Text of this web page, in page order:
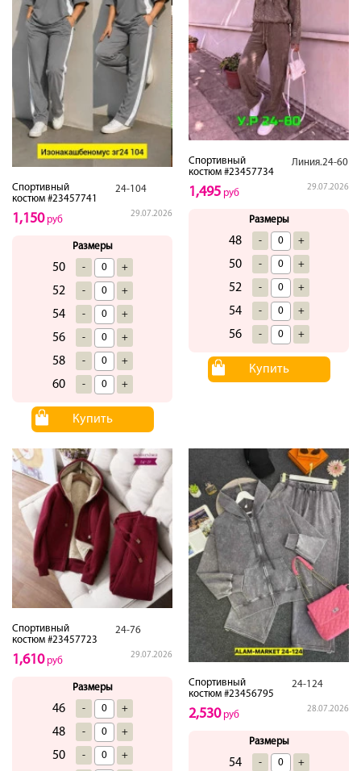
Спортивный
костюм #23457741
24-104
29.07.2026
1,150руб
Размеры
50 - +
52 - +
54 - +
56 - +
58 - +
60 - +
Купить
Спортивный
костюм #23457734
Линия.24-60
29.07.2026
1,495 руб
Размеры
48 - +
50 - +
52 - +
54 - +
56 - +
Купить
Спортивный
костюм #23457723
24-76
29.07.2026
1,610руб
Размеры
46 - +
48 - +
50 - +
Спортивный
костюм #23456795
24-124
28.07.2026
2,530руб
Размеры
54 - +